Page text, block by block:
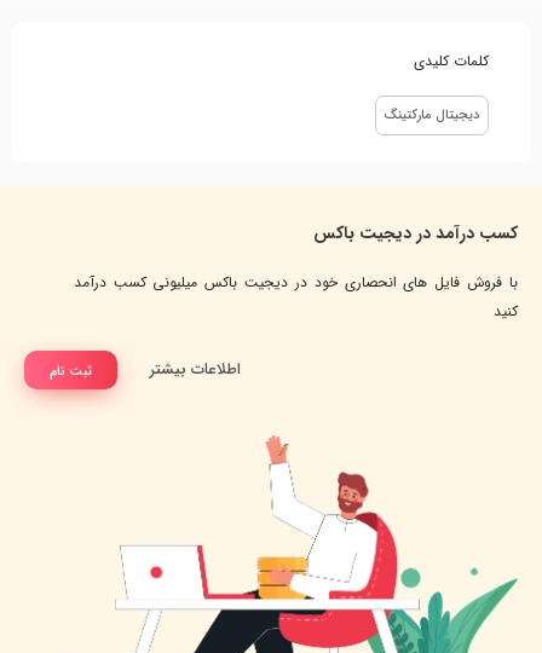
کلمات کلیدی
دیجیتال مارکتینگ
کسب درآمد در دیجیت باکس
با فروش فایل های انحصاری خود در دیجیت باکس میلیونی کسب درآمد
کنید
ثبت نام اطلاعات بیشتر